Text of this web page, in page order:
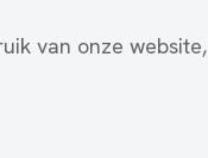
van onze website,